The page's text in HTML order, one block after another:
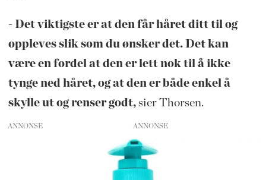
- Det viktigste er at den får håret ditt til og
oppleves slik som du ønsker det. Det kan
være en fordel at den er lett nok til å ikke
tynge ned håret, og at den er både enkel å
skylle ut og renser godt,sier Thorsen.
ANNONSE